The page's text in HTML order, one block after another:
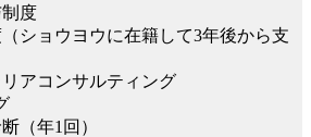
制度
（ショウヨウに在籍して3年後から支
リアコンサルティング
（年1回）